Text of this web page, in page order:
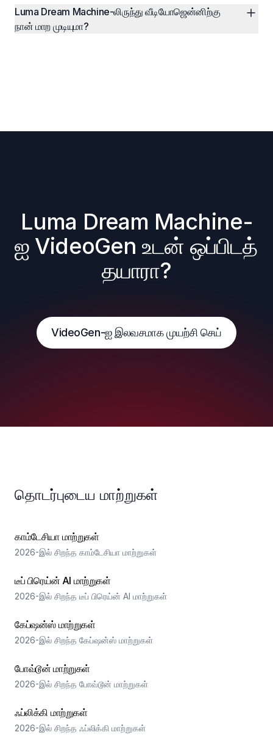
Luma Dream Machine-லிருந்து வீடியோஜென்னிற்கு
நான் மாற முடியுமா?
Luma Dream Machine-
ஐ VideoGen உடன் ஒப்பிடத்
தயாரா?
VideoGen-ஐ இலவசமாக முயற்சி செய்
தொடர்புடைய மாற்றுகள்
காம்டேசியா மாற்றுகள்
2026-இல் சிறந்த காம்டேசியா மாற்றுகள்
டீப் பிரெய்ன் AI மாற்றுகள்
2026-இல் சிறந்த டீப் பிரெய்ன் AI மாற்றுகள்
கேப்ஷன்ஸ் மாற்றுகள்
2026-இல் சிறந்த கேப்ஷன்ஸ் மாற்றுகள்
போவ்டூன் மாற்றுகள்
2026-இல் சிறந்த போவ்டூன் மாற்றுகள்
ஃப்லிக்கி மாற்றுகள்
2026-இல் சிறந்த ஃப்லிக்கி மாற்றுகள்